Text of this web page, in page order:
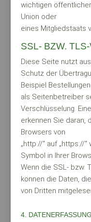
wichtigen
Union oder
eines Mitgliedstaats
SSL- BZW.
Diese Seite nutzt
Schutz der
Beispiel
als Seitenbetreiber
Verschlüsselung.
erkennen Sie daran,
Browsers von
„http://“ auf „https://
Symbol in Ihrer
Wenn die SSL- bzw.
können die Daten,
von Dritten
4.